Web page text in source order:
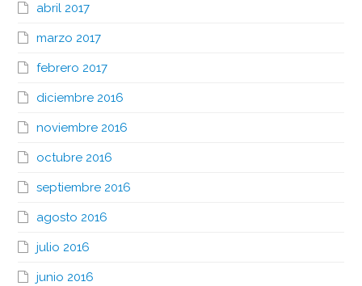
abril 2017
marzo 2017
febrero 2017
diciembre 2016
noviembre 2016
octubre 2016
septiembre 2016
agosto 2016
julio 2016
junio 2016